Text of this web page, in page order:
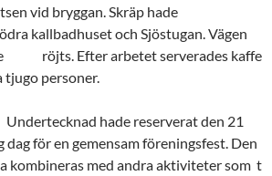
vid bryggan. Skräp hade
kallbadhuset och Sjöstugan. Vägen
röjts. Efter arbetet serverades kaffe
tjugo personer.
hade reserverat den 21
dag för en gemensam föreningsfest. Den
kombineras med andra aktiviteter som t